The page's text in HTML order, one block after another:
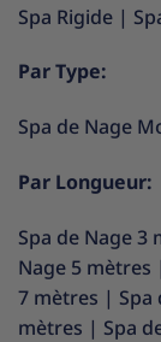
Spa Rigide |
Par Type:
Spa de Nage
Par Longueur:
Spa de Nage 3
Nage 5 mètres |
7 mètres | Spa
mètres | Spa